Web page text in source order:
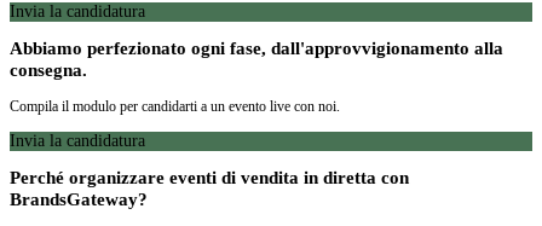
Invia la candidatura
Abbiamo perfezionato ogni fase, dall'approvvigionamento alla
consegna.
Compila il modulo per candidarti a un evento live con noi.
Invia la candidatura
Perché organizzare eventi di vendita in diretta con
BrandsGateway?